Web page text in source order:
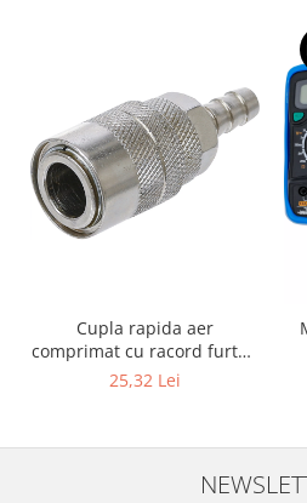
Cupla rapida aer
comprimat cu racord furtun
8 mm (5/16") | SUA / Franta
25,32 Lei